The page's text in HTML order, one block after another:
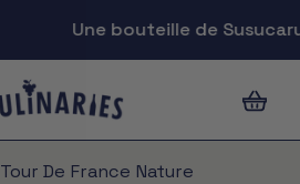
Une bouteille de
Tour De France Nature